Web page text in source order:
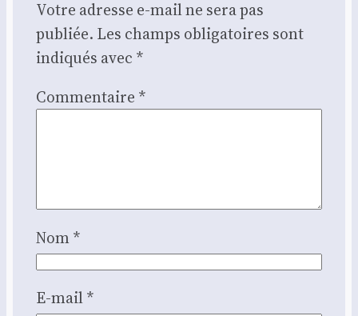
Votre adresse e-mail ne sera pas
publiée. Les champs obligatoires sont
indiqués avec *
Commentaire *
Nom*
E-mail*